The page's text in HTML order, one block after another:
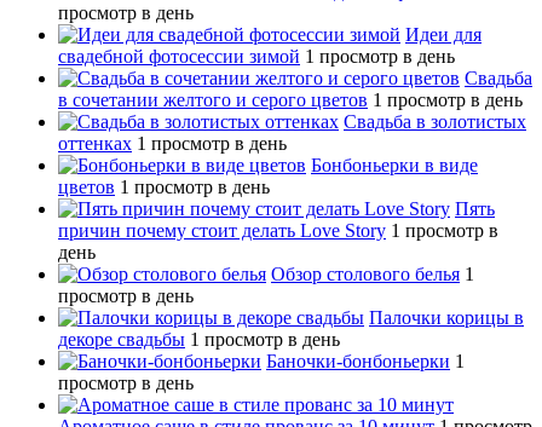
просмотр в день
Идеи для
свадебной фотосессии зимой 1 просмотр в день
Свадьба
в сочетании желтого и серого цветов 1 просмотр в день
Свадьба в золотистых
оттенках 1 просмотр в день
Бонбоньерки в виде
цветов 1 просмотр в день
Пять
причин почему стоит делать Love Story 1 просмотр в
день
Обзор столового белья 1
просмотр в день
Палочки корицы в
декоре свадьбы 1 просмотр в день
Баночки-бонбоньерки 1
просмотр в день